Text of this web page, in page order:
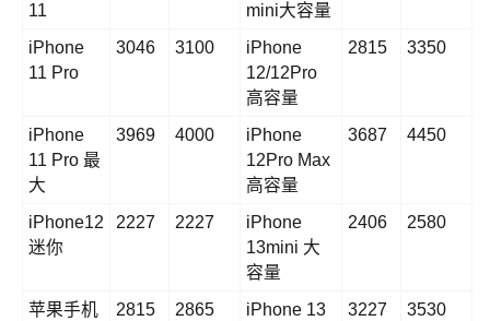
11
mini大容量
iPhone
11 Pro
3046 3100
iPhone
12/12Pro
高容量
2815 3350
iPhone
11 Pro 最
大
3969 4000
iPhone
12Pro Max
高容量
3687 4450
iPhone12
迷你
2227 2227
iPhone
13mini 大
容量
2406 2580
苹果手机
2815 2865
iPhone 13
3227 3530